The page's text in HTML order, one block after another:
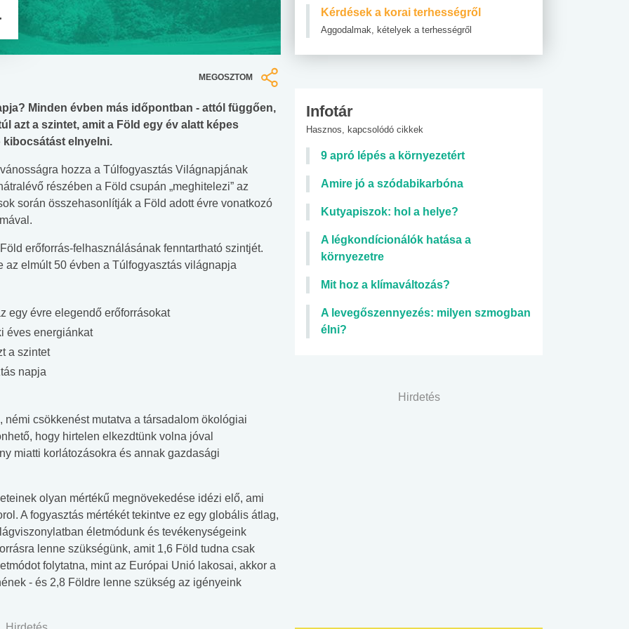
MEGOSZTOM
Minden évben más időpontban - attól függően,
azt a szintet, amit a Föld egy év alatt képes
kibocsátást elnyelni.
hozza a Túlfogyasztás Világnapjának
részében a Föld csupán „meghitelezi” az
során összehasonlítják a Föld adott évre vonatkozó
erőforrás-felhasználásának fenntartható szintjét.
az elmúlt 50 évben a Túlfogyasztás világnapja
egy évre elegendő erőforrásokat
éves energiánkat
a szintet
napja
csökkenést mutatva a társadalom ökológiai
hogy hirtelen elkezdtünk volna jóval
miatti korlátozásokra és annak gazdasági
olyan mértékű megnövekedése idézi elő, ami
A fogyasztás mértékét tekintve ez egy globális átlag,
életmódunk és tevékenységeink
lenne szükségünk, amit 1,6 Föld tudna csak
folytatna, mint az Európai Unió lakosai, akkor a
- és 2,8 Földre lenne szükség az igényeink
Kérdések a korai terhességről
Aggodalmak, kételyek a terhességről
Infotár
Hasznos, kapcsolódó cikkek
9 apró lépés a környezetért
Amire jó a szódabikarbóna
Kutyapiszok: hol a helye?
A légkondícionálók hatása a
környezetre
Mit hoz a klímaváltozás?
A levegőszennyezés: milyen szmogban
élni?
Hirdetés